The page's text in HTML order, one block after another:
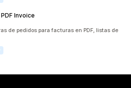
Invoice
de pedidos para facturas en PDF, listas de